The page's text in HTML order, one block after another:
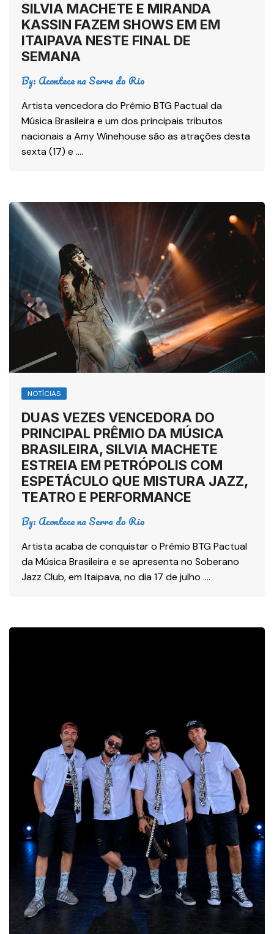
SILVIA MACHETE E MIRANDA
KASSIN FAZEM SHOWS EM EM
ITAIPAVA NESTE FINAL DE
SEMANA
By: Acontece na Serra do Rio
Artista vencedora do Prêmio BTG Pactual da
Música Brasileira e um dos principais tributos
nacionais a Amy Winehouse são as atrações desta
sexta (17) e ….
NOTÍCIAS
DUAS VEZES VENCEDORA DO
PRINCIPAL PRÊMIO DA MÚSICA
BRASILEIRA, SILVIA MACHETE
ESTREIA EM PETRÓPOLIS COM
ESPETÁCULO QUE MISTURA JAZZ,
TEATRO E PERFORMANCE
By: Acontece na Serra do Rio
Artista acaba de conquistar o Prêmio BTG Pactual
da Música Brasileira e se apresenta no Soberano
Jazz Club, em Itaipava, no dia 17 de julho ….